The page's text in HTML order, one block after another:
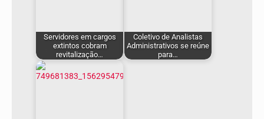
Servidores em cargos
extintos cobram
revitalização…
Coletivo de Analistas
Administrativos se reúne
para…